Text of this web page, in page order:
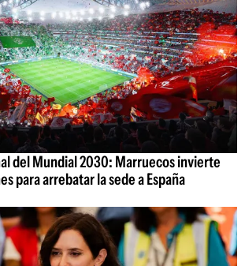
del Mundial 2030: Marruecos invierte
para arrebatar la sede a España